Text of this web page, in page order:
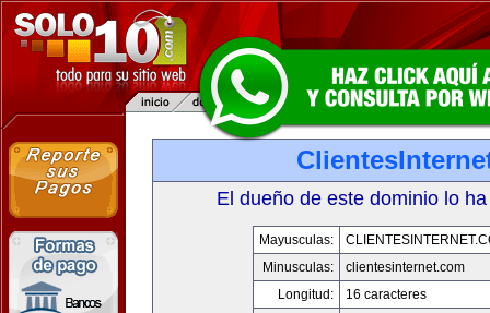
El dueño de este dominio lo
Mayusculas:
Minusculas:
clientesinternet.com
Longitud:
16 caracteres